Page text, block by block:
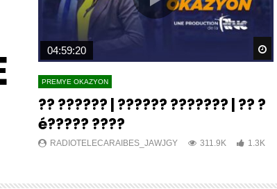
Watch Later
04:59:20
PREMYE OKAZYON
?? ?????? | ?????? ??????? | ?? ?
é????? ????
RADIOTELECARAIBES_JAWJGY 311.9K 1.3K